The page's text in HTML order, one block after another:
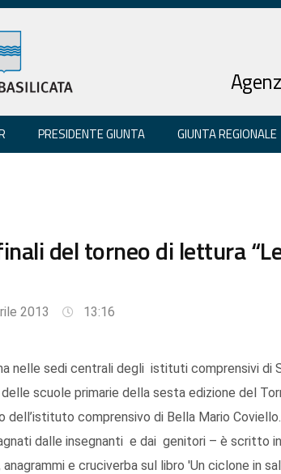
PRESIDENTE GIUNTA GIUNTA REGIONALE
del torneo di lettura
2013 13:16
nelle sedi centrali degli istituti comprensivi di
scuole primarie della sesta edizione del
dell’istituto comprensivo di Bella Mario Coviello.
dalle insegnanti e dai genitori – è scritto
anagrammi e cruciverba sul libro 'Un ciclone in